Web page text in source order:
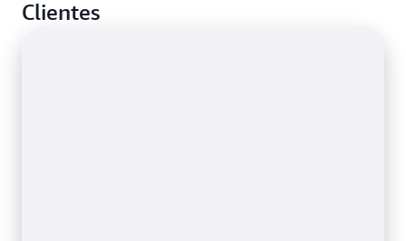
a comparar los artículos existentes en su catálogo
Clientes